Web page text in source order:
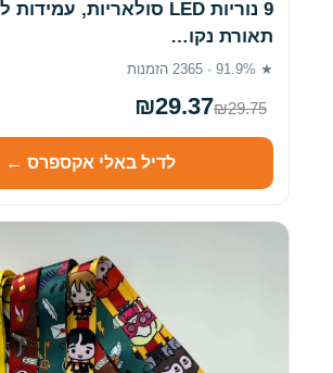
תאורת נקו…
★ 91.9% · 2365 הזמנות
₪29.37₪29.75
לדיל באלי אקספרס ←